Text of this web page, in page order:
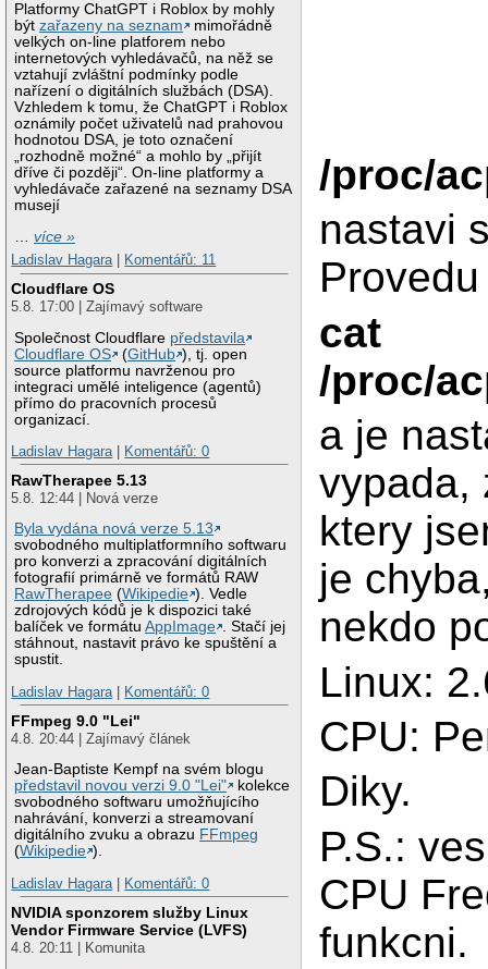
Platformy ChatGPT i Roblox by mohly
býtzařazeny na seznam
mimořádně
velkých on-line platforem nebo
internetových vyhledávačů, na něž se
vztahují zvláštní podmínky podle
nařízení o digitálních službách (DSA).
Vzhledem k tomu, že ChatGPT i Roblox
oznámily počet uživatelů nad prahovou
hodnotou DSA, je toto označení
„rozhodně možné“ a mohlo by „přijít
dříve či později“. On-line platformy a
vyhledávače zařazené na seznamy DSA
musejí
…více »
Ladislav Hagara| Komentářů: 11
Cloudflare OS
5.8. 17:00 | Zajímavý software
Společnost Cloudflare představila
Cloudflare OS
(GitHub ), tj. open
source platformu navrženou pro
integraci umělé inteligence (agentů)
přímo do pracovních procesů
organizací.
Ladislav Hagara| Komentářů: 0
RawTherapee 5.13
5.8. 12:44 | Nová verze
Byla vydána nová verze 5.13
svobodného multiplatformního softwaru
pro konverzi a zpracování digitálních
fotografií primárně ve formátů RAW
RawTherapee (Wikipedie ). Vedle
zdrojových kódů je k dispozici také
balíček ve formátuAppImage . Stačí jej
stáhnout, nastavit právo ke spuštění a
spustit.
Ladislav Hagara| Komentářů: 0
FFmpeg 9.0 "Lei"
4.8. 20:44 | Zajímavý článek
Jean-Baptiste Kempf na svém blogu
představil novou verzi 9.0 "Lei"
kolekce
svobodného softwaru umožňujícího
nahrávání, konverzi a streamovaní
digitálního zvuku a obrazu FFmpeg
(Wikipedie ).
Ladislav Hagara| Komentářů: 0
NVIDIA sponzorem služby Linux
Vendor Firmware Service (LVFS)
4.8. 20:11 | Komunita
/proc/
nastavi
cat
/proc/
a je
vypada,
ktery
je
nekdo
Linux:
CPU:
Diky.
P.S.:
CPU
funkcni.